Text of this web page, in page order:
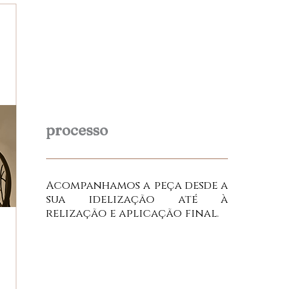
processo
Acompanhamos a peça desde a
sua idelização até à
relização e aplicação final.